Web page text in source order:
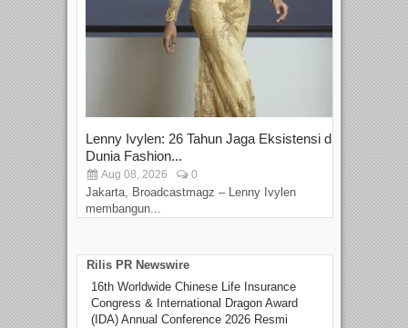
Lenny Ivylen: 26 Tahun Jaga Eksistensi di
Dunia Fashion...
Aug 08, 2026 0
Jakarta, Broadcastmagz – Lenny Ivylen
membangun...
Rilis PR Newswire
16th Worldwide Chinese Life Insurance
Congress & International Dragon Award
(IDA) Annual Conference 2026 Resmi